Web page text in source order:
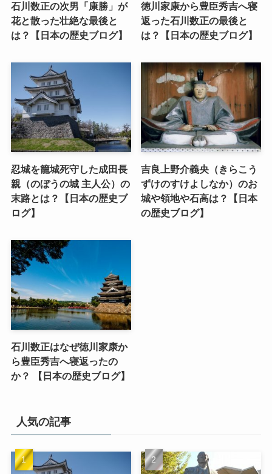
石川数正の次男「康勝」が
花と散った壮絶な最後と
は？【日本の歴史ブログ】
徳川家康から豊臣秀吉へ寝
返った石川数正の最後と
は？【日本の歴史ブログ】
忍城を籠城死守した成田長
親（のぼうの城 主人公）の
末路とは？【日本の歴史ブ
ログ】
吉良上野介義央（きらこう
ずけのすけよしなか）のお
城や領地や石高は？【日本
の歴史ブログ】
石川数正はなぜ徳川家康か
ら豊臣秀吉へ寝返ったの
か？ 【日本の歴史ブログ】
人気の記事